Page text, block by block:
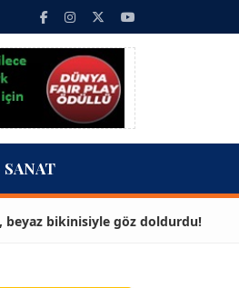
bikinisiyle göz doldurdu!